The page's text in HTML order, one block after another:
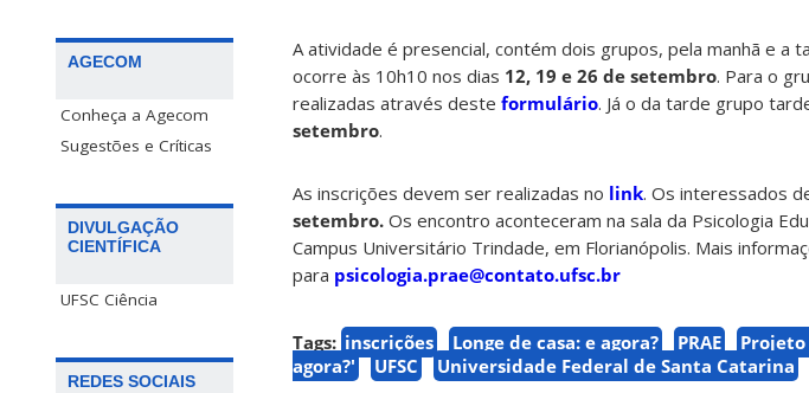
AGECOM
Conheça a Agecom
Sugestões e Críticas
DIVULGAÇÃO
CIENTÍFICA
UFSC Ciência
REDES SOCIAIS
A atividade é presencial, contém dois grupos, pela manhã e a
ocorre às 10h10 nos dias 12, 19 e 26 de setembro. Para o
realizadas através deste formulário. Já o da tarde grupo
setembro.
As inscrições devem ser realizadas no link. Os interessados
setembro. Os encontro aconteceram na sala da Psicologia
Campus Universitário Trindade, em Florianópolis. Mais
para psicologia.prae@contato.ufsc.br
Tags: inscrições Longe de casa: e agora? PRAE
Projeto
agora?'
UFSC Universidade Federal de Santa Catarina